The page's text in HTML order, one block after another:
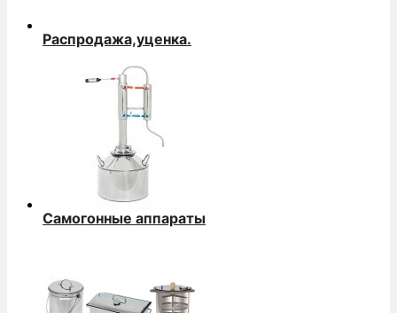
Распродажа,уценка.
Самогонные аппараты